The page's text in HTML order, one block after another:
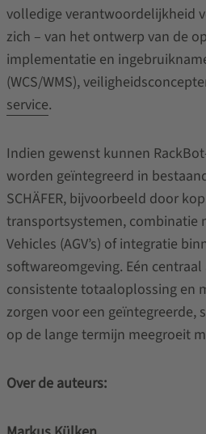
volledige verantwoordelijkheid
zich – van het ontwerp van de
implementatie en
(WCS/WMS),
service.
Indien gewenst kunnen
worden geïntegreerd in
SCHÄFER, bijvoorbeeld door
transportsystemen, combinatie
Vehicles (AGV’s) of integratie
softwareomgeving. Eén
consistente totaaloplossing en
zorgen voor een geïntegreerde,
op de lange termijn meegroeit
Over de auteurs: